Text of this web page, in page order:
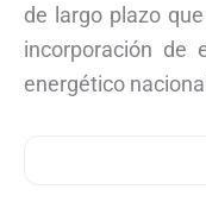
de largo plazo
incorporación de
energético